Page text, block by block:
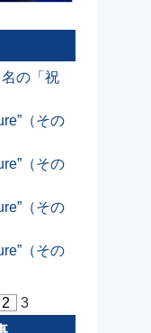
の「祝
（その
（その
（その
（その
2
3